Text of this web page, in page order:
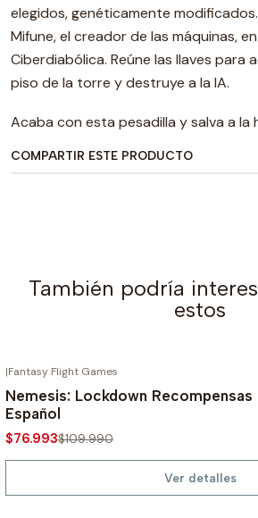
elegidos, genéticamente
Mifune, el creador de las máquinas,
Ciberdiabólica. Reúne las llaves para
piso de la torre y destruye a la IA.
Acaba con esta pesadilla y salva a la
COMPARTIR ESTE PRODUCTO
También podría
estos
-30%
|Fantasy Flight Games
Nemesis: Lockdown Recompensas
Español
$76.993$109.990
Ver detalles